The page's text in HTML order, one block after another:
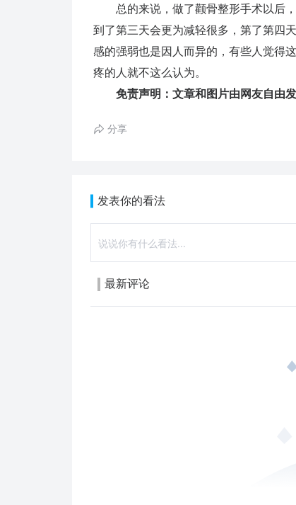
总的来说，做了颧骨整形手术以后，
到了第三天会更为减轻很多，第了第四
感的强弱也是因人而异的，有些人觉得
疼的人就不这么认为。
免责声明：文章和图片由网友自由
分享
发表你的看法
最新评论